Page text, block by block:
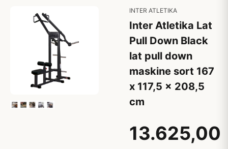
INTER ATLETIKA
Inter Atletika Lat
Pull Down Black
lat pull down
maskine sort 167
x 117,5 x 208,5
cm
13.625,00